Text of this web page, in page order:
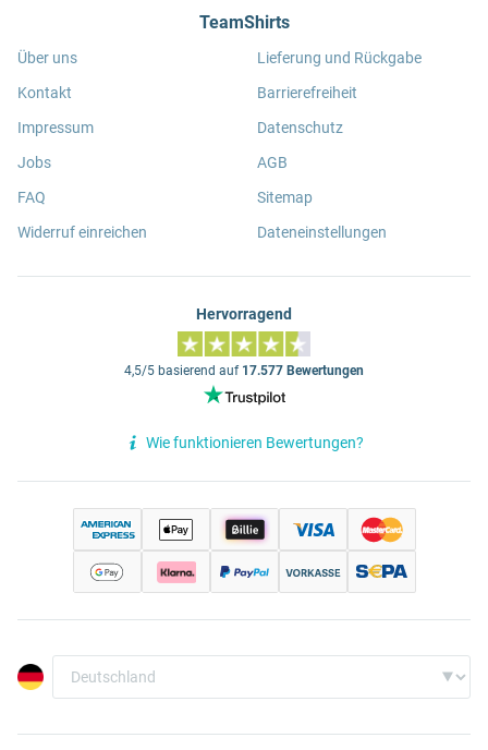
TeamShirts
Über uns
Kontakt
Impressum
Jobs
FAQ
Widerruf einreichen
Lieferung und Rückgabe
Barrierefreiheit
Datenschutz
AGB
Sitemap
Dateneinstellungen
Hervorragend
4,5/5 basierend auf 17.577 Bewertungen
Wie funktionieren Bewertungen?